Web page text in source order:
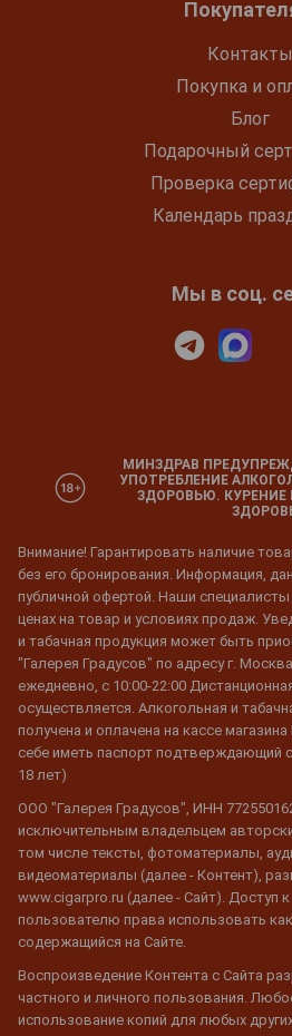
Контакты
Покупка и
Блог
Подарочный
Проверка
Календарь
Мы в соц.
МИНЗДРАВ
УПОТРЕБЛЕНИЕ
ЗДОРОВЬЮ.
Внимание! Гарантировать наличие
без его бронирования. Информация,
публичной офертой. Наши
ценах на товар и условиях продаж.
и табачная продукция может быть
"Галерея Градусов" по адресу г.
ежедневно, с 10:00-22:00
осуществляется. Алкогольная и
получена и оплачена на кассе
себе иметь паспорт подтверждающий
18 лет)
ООО "Галерея Градусов", ИНН
исключительным владельцем
том числе тексты, фотоматериалы,
видеоматериалы (далее - Контент),
www.cigarpro.ru (далее - Сайт). Доступ к
пользователю права использовать
содержащийся на Сайте.
Воспроизведение Контента с Сайта
частного и личного пользования.
использование копий для любых